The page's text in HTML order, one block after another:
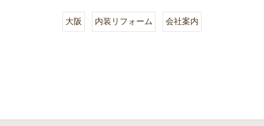
大阪 内装リフォーム 会社案内